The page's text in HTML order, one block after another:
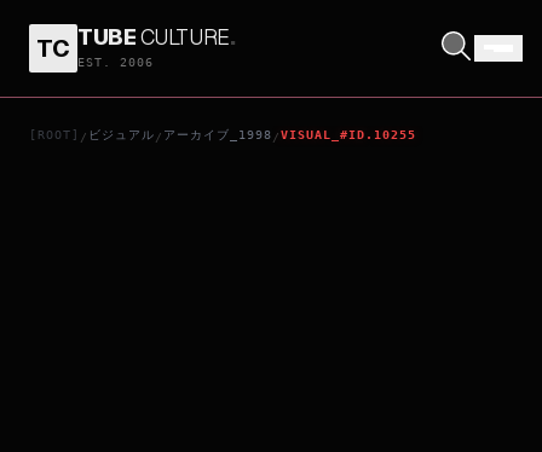
TC TUBECULTURE.
EST. 2006
[ROOT] / ビジュアル / アーカイブ_1998 /VISUAL_#ID.10255
真心英雄